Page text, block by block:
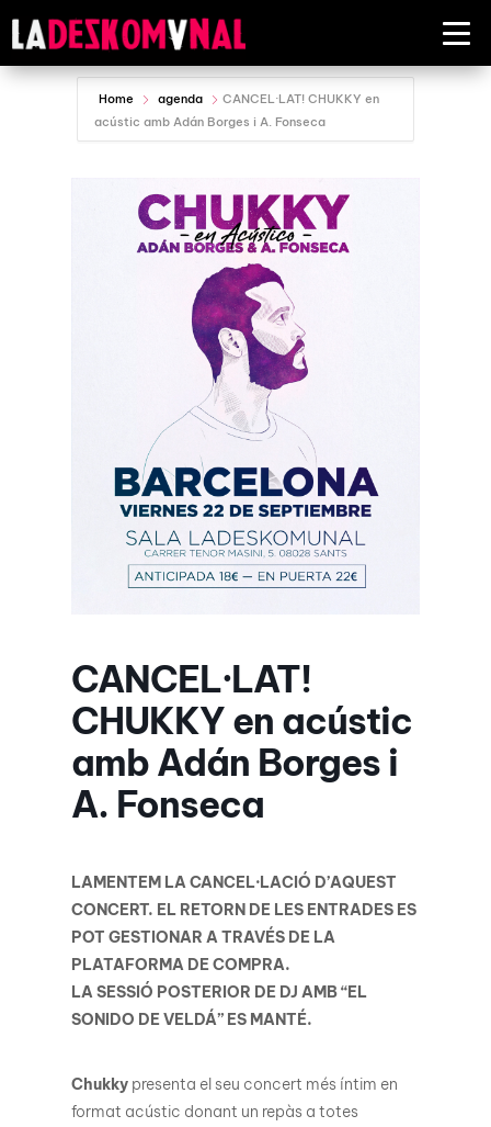
Home agenda
CANCEL·LAT! CHUKKY en
acústic amb Adán Borges i A. Fonseca
CANCEL·LAT!
CHUKKY en acústic
amb Adán Borges i
A. Fonseca
LAMENTEM LA CANCEL·LACIÓ D’AQUEST
CONCERT. EL RETORN DE LES ENTRADES ES
POT GESTIONAR A TRAVÉS DE LA
PLATAFORMA DE COMPRA.
LA SESSIÓ POSTERIOR DE DJ AMB “EL
SONIDO DE VELDÁ” ES MANTÉ.
Chukkypresenta el seu concert més íntim en
format acústic donant un repàs a totes